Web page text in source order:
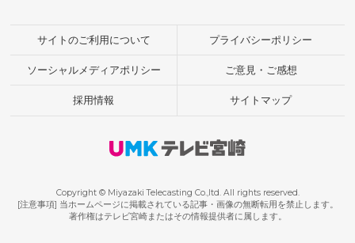
サイトのご利用について プライバシーポリシー
ソーシャルメディアポリシー ご意見・ご感想
採用情報 サイトマップ
Copyright © Miyazaki Telecasting Co.,ltd. All rights reserved.
[注意事項] 当ホームページに掲載されている記事・画像の無断転用を禁止します。
著作権はテレビ宮崎またはその情報提供者に属します。